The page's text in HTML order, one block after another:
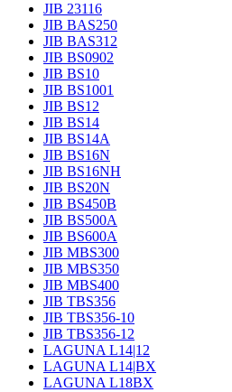
JIB 23116
JIB BAS250
JIB BAS312
JIB BS0902
JIB BS10
JIB BS1001
JIB BS12
JIB BS14
JIB BS14А
JIB BS16N
JIB BS16NH
JIB BS20N
JIB BS450B
JIB BS500A
JIB BS600A
JIB MBS300
JIB MBS350
JIB MBS400
JIB TBS356
JIB TBS356-10
JIB TBS356-12
LAGUNA L14|12
LAGUNA L14|BX
LAGUNA L18BX